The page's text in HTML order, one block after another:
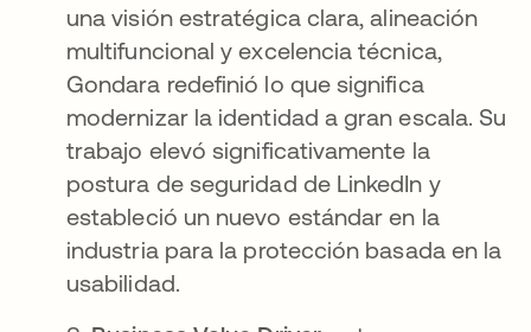
una visión estratégica clara, alineación
multifuncional y excelencia técnica,
Gondara redefinió lo que significa
modernizar la identidad a gran escala. Su
trabajo elevó significativamente la
postura de seguridad de LinkedIn y
estableció un nuevo estándar en la
industria para la protección basada en la
usabilidad.